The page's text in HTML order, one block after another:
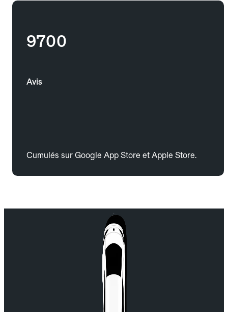
9700
Avis
Cumulés sur Google App Store et Apple Store.